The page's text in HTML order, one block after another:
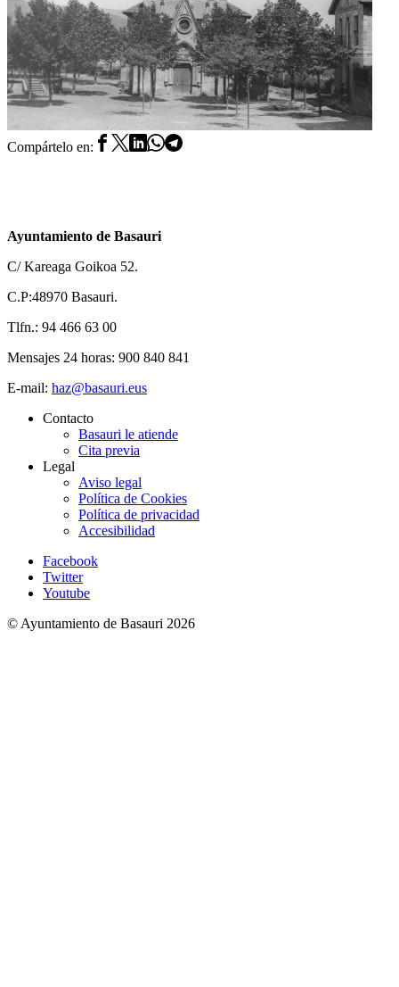
Compártelo en:
Ayuntamiento de Basauri
C/ Kareaga Goikoa 52.
C.P:48970 Basauri.
Tlfn.: 94 466 63 00
Mensajes 24 horas: 900 840 841
E-mail: haz@basauri.eus
Contacto
Basauri le atiende
Cita previa
Legal
Aviso legal
Política de Cookies
Política de privacidad
Accesibilidad
Facebook
Twitter
Youtube
© Ayuntamiento de Basauri 2026